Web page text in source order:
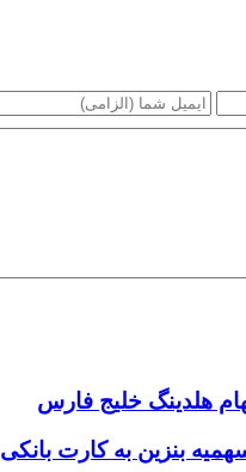
بنزین به کارت بانکی